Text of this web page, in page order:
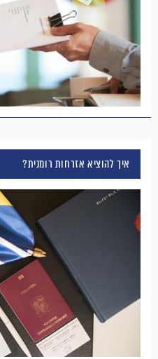
איך להוציא אזרחות רומנית?